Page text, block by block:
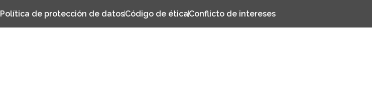
Política de protección de datosCódigo de éticaConflicto de intereses